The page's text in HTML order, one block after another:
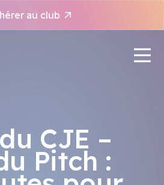
au club
CJE –
Pitch :